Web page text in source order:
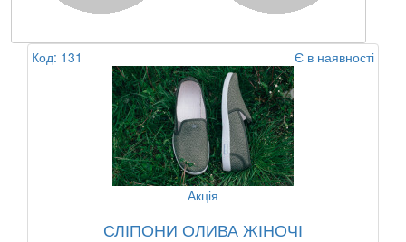
Код: 131 Є в наявності
Акція
СЛІПОНИ ОЛИВА ЖІНОЧІ